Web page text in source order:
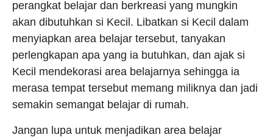
perangkat belajar dan berkreasi yang mungkin
akan dibutuhkan si Kecil. Libatkan si Kecil dalam
menyiapkan area belajar tersebut, tanyakan
perlengkapan apa yang ia butuhkan, dan ajak si
Kecil mendekorasi area belajarnya sehingga ia
merasa tempat tersebut memang miliknya dan jadi
semakin semangat belajar di rumah.
Jangan lupa untuk menjadikan area belajar